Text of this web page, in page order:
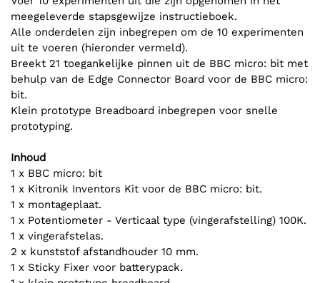
meegeleverde stapsgewijze instructieboek.
Alle onderdelen zijn inbegrepen om de 10 experimenten
uit te voeren (hieronder vermeld).
Breekt 21 toegankelijke pinnen uit de BBC micro: bit met
behulp van de Edge Connector Board voor de BBC micro:
bit.
Klein prototype Breadboard inbegrepen voor snelle
prototyping.
Inhoud
1 x BBC micro: bit
1 x Kitronik Inventors Kit voor de BBC micro: bit.
1 x montageplaat.
1 x Potentiometer - Verticaal type (vingerafstelling) 100K.
1 x vingerafstelas.
2 x kunststof afstandhouder 10 mm.
1 x Sticky Fixer voor batterypack.